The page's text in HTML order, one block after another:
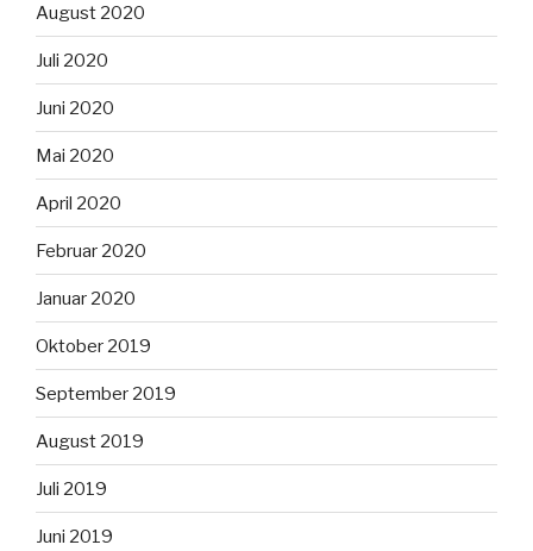
August 2020
Juli 2020
Juni 2020
Mai 2020
April 2020
Februar 2020
Januar 2020
Oktober 2019
September 2019
August 2019
Juli 2019
Juni 2019